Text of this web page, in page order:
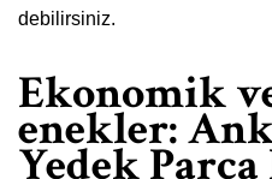
debilirsiniz.
Ekonomik
enekler:
Yedek